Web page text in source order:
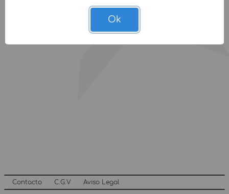
Contacto C.G.V Aviso Legal
Ok